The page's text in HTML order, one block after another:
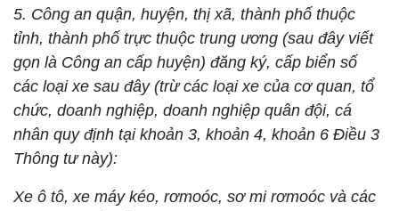
5. Công an quận, huyện, thị xã, thành phố thuộc
tỉnh, thành phố trực thuộc trung ương (sau đây viết
gọn là Công an cấp huyện) đăng ký, cấp biển số
các loại xe sau đây (trừ các loại xe của cơ quan, tổ
chức, doanh nghiệp, doanh nghiệp quân đội, cá
nhân quy định tại khoản 3, khoản 4, khoản 6 Điều 3
Thông tư này):
Xe ô tô, xe máy kéo, rơmoóc, sơ mi rơmoóc và các